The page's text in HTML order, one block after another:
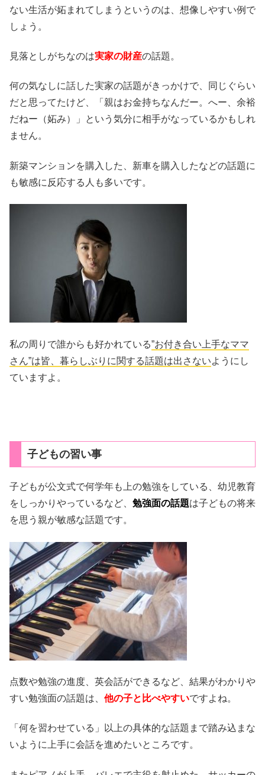
ない生活が妬まれてしまうというのは、想像しやすい例で
しょう。
見落としがちなのは実家の財産の話題。
何の気なしに話した実家の話題がきっかけで、同じぐらい
だと思ってたけど、「親はお金持ちなんだー。へー、余裕
だねー（妬み）」という気分に相手がなっているかもしれ
ません。
新築マンションを購入した、新車を購入したなどの話題に
も敏感に反応する人も多いです。
私の周りで誰からも好かれている”お付き合い上手なママ
さん”は皆、暮らしぶりに関する話題は出さないようにし
ていますよ。
子どもの習い事
子どもが公文式で何学年も上の勉強をしている、幼児教育
をしっかりやっているなど、 勉強面の話題は子どもの将来
を思う親が敏感な話題です。
点数や勉強の進度、英会話ができるなど、結果がわかりや
すい勉強面の話題は、 他の子と比べやすいですよね。
「何を習わせている」以上の具体的な話題まで踏み込まな
いように上手に会話を進めたいところです。